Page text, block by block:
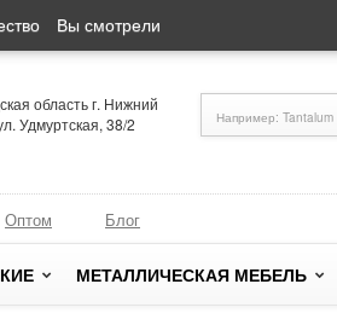
Вы смотрели
область г. Нижний
Удмуртская, 38/2
Оптом Блог
МЕТАЛЛИЧЕСКАЯ МЕБЕЛЬ